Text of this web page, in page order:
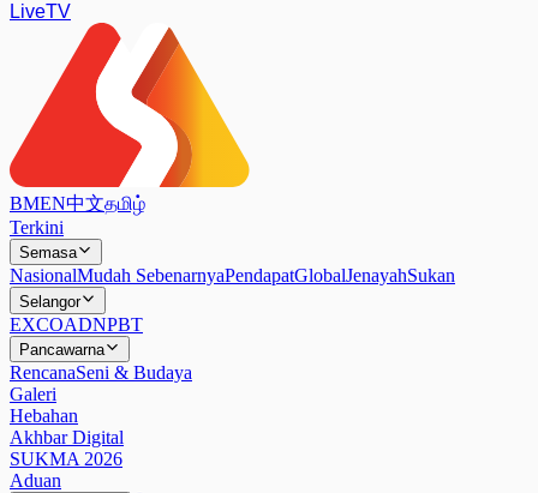
LiveTV
BMEN中文தமிழ்
Terkini
Semasa
NasionalMudah SebenarnyaPendapatGlobalJenayahSukan
Selangor
EXCOADNPBT
Pancawarna
RencanaSeni & Budaya
Galeri
Hebahan
Akhbar Digital
SUKMA 2026
Aduan